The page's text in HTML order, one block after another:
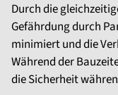
Durch die
Gefährdung durch
minimiert und die
Während der
die Sicherheit